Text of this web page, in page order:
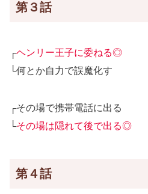
第３話
┌ヘンリー王子に委ねる◎
└何とか自力で誤魔化す
┌その場で携帯電話に出る
└その場は隠れて後で出る◎
第４話